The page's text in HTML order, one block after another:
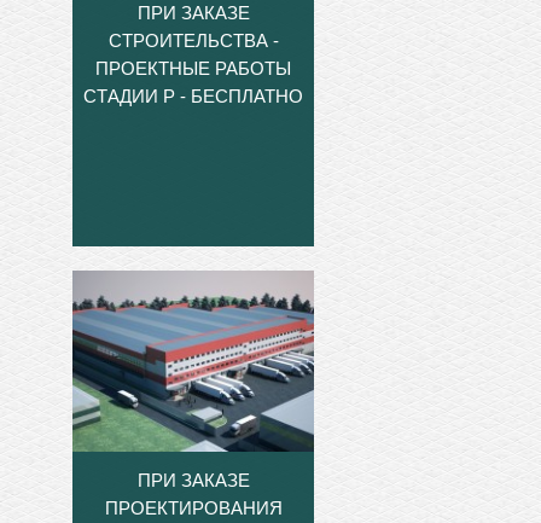
ПРИ ЗАКАЗЕ
СТРОИТЕЛЬСТВА -
ПРОЕКТНЫЕ РАБОТЫ
СТАДИИ Р - БЕСПЛАТНО
ПРИ ЗАКАЗЕ
ПРОЕКТИРОВАНИЯ